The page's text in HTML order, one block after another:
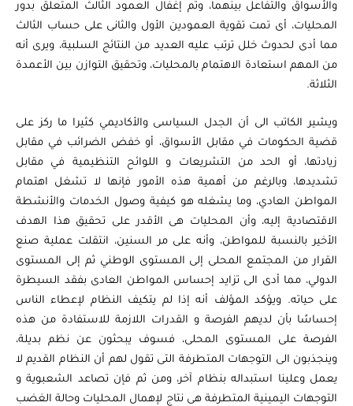
والأسواق والتفاعل بينهما، وتم إغفال العمود الثالث المتعلق بدور
المحليات، أى تمت تقوية العمودين الأول والثانى على حساب الثالث
مما أدى لحدوث خلل ترتب عليه العديد من النتائج السلبية، ويرى أنه
من المهم استعادة الاهتمام بالمحليات، وتحقيق التوازن بين الأعمدة
الثلاثة.
ويشير الكاتب الى أن الجدل السياسى والأكاديمي كثيرا ما ركز على
قضية الحكومات في مقابل الأسواق، أو خفض الضرائب في مقابل
زيادتها، أو الحد من التشريعات و اللوائح التنظيمية في مقابل
تشديدها، وبالرغم من أهمية هذه الأمور فإنها لا تشغل اهتمام
المواطن العادي، وما يشغله هو كيفية وصول الخدمات والأنشطة
الاقتصادية إليه، وأن المحليات هى الأقدر على تحقيق هذا الهدف
الأخير بالنسبة للمواطن، وأنه على مر السنين، انتقلت عملية صنع
القرار من المجتمع المحلى إلى المستوى الوطني ثم إلى المستوى
الدولي، مما أدى الى تزايد إحساس المواطن العادى بفقد السيطرة
على حياته. ويؤكد المؤلف أنه إذا لم يتكيف النظام لإعطاء الناس
إحساسًا بأن لديهم الفرصة و القدرات اللازمة للاستفادة من هذه
الفرصة على المستوى المحلى، فسوف يبحثون عن نظم بديلة،
وينجذبون الى التوجهات المتطرفة التى تقول لهم أن النظام القديم لا
يعمل وعلينا استبداله بنظام آخر، ومن ثم فإن تصاعد الشعبوية و
التوجهات اليمينية المتطرفة هى نتاج لإهمال المحليات وحالة الغضب